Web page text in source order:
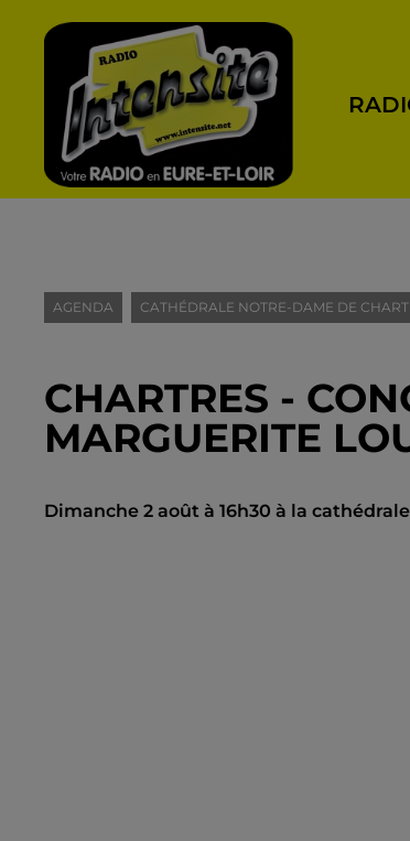
AGENDA CATHÉDRALE NOTRE-DAME DE
CHARTRES -
MARGUERITE
Dimanche 2 août à 16h30 à la